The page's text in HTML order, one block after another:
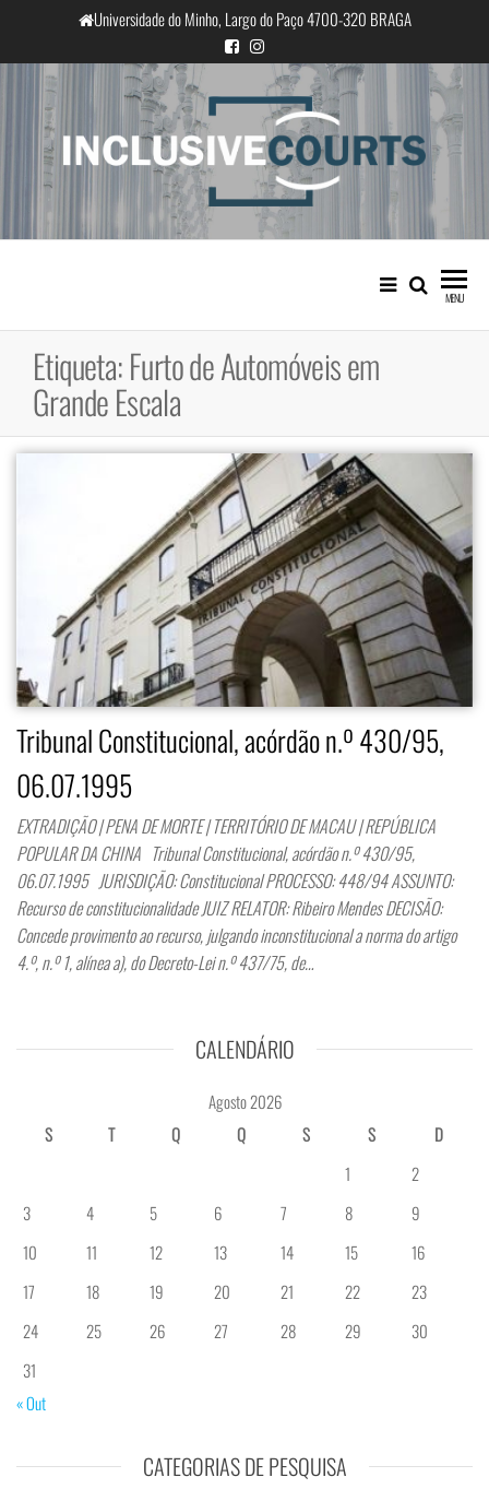
o
conteúdo
Universidade do Minho, Largo do Paço 4700-320 BRAGA
InclusiveCourts
Igualdade e diferença cultural na
prática judicial portuguesa
MENU
Etiqueta:Furto de Automóveis em
Grande Escala
Tribunal Constitucional, acórdão n.º 430/95,
06.07.1995
EXTRADIÇÃO | PENA DE MORTE | TERRITÓRIO DE MACAU | REPÚBLICA
POPULAR DA CHINA Tribunal Constitucional, acórdão n.º 430/95,
06.07.1995 JURISDIÇÃO: Constitucional PROCESSO: 448/94 ASSUNTO:
Recurso de constitucionalidade JUIZ RELATOR: Ribeiro Mendes DECISÃO:
Concede provimento ao recurso, julgando inconstitucional a norma do artigo
4.º, n.º 1, alínea a), do Decreto-Lei n.º 437/75, de…
CALENDÁRIO
Agosto 2026
S
T Q Q S S
D
1
2
3
4 5 6 7 8
9
10
11 12 13 14 15
16
17
18 19 20 21 22
23
24
25 26 27 28 29
30
31
« Out
CATEGORIAS DE PESQUISA